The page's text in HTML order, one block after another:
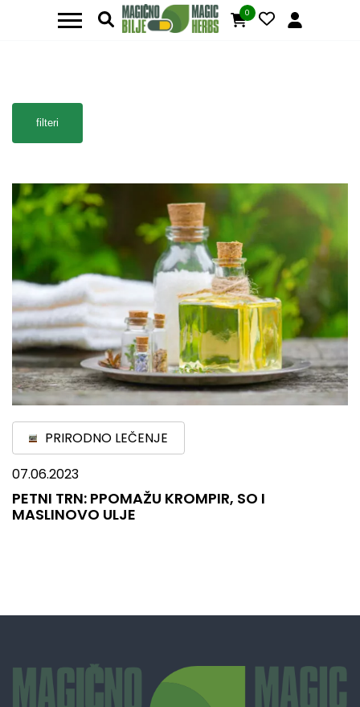
0
filteri
PRIRODNO LEČENJE
07.06.2023
PETNI TRN: PPOMAŽU KROMPIR, SO I
MASLINOVO ULJE